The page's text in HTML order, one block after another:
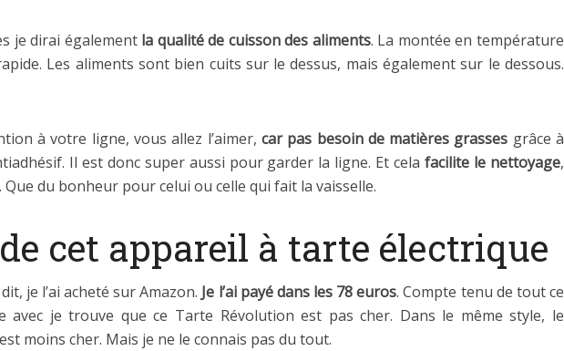
je dirai également la qualité de cuisson des aliments. La montée en température
Les aliments sont bien cuits sur le dessus, mais également sur le dessous.
à votre ligne, vous allez l’aimer, car pas besoin de matières grasses grâce à
Il est donc super aussi pour garder la ligne. Et celafacilite le nettoyage,
Que du bonheur pour celui ou celle qui fait la vaisselle.
cet appareil à tarte électrique
je l’ai acheté sur Amazon. Je l’ai payé dans les 78 euros. Compte tenu de tout ce
avec je trouve que ce Tarte Révolution est pas cher. Dans le même style, le
moins cher. Mais je ne le connais pas du tout.